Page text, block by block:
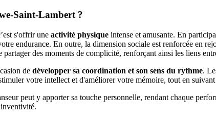
Saint-Lambert ?
s'offrir une activité physique intense et amusante. En
endurance. En outre, la dimension sociale est renforcée en
des moments de complicité, renforçant ainsi les liens
de développer sa coordination et son sens du rythme.
votre intellect et d'améliorer votre mémoire, tout en
peut y apporter sa touche personnelle, rendant chaque